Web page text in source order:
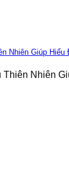
Nhiên Giúp
Thiên Nhiên